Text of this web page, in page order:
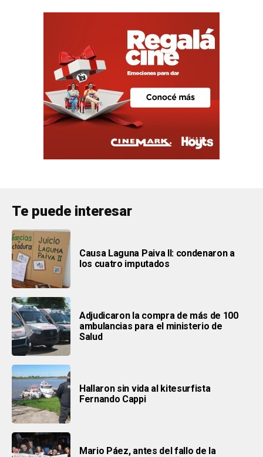
Te puede interesar
Causa Laguna Paiva II: condenaron a
los cuatro imputados
Adjudicaron la compra de más de 100
ambulancias para el ministerio de
Salud
Hallaron sin vida al kitesurfista
Fernando Cappi
Mario Páez, antes del fallo de la